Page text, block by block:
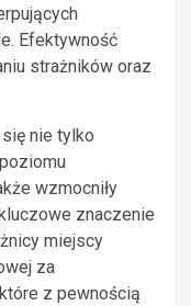
Efektywność
strażników oraz
nie tylko
wzmocniły
znaczenie
miejscy
za
z pewnością